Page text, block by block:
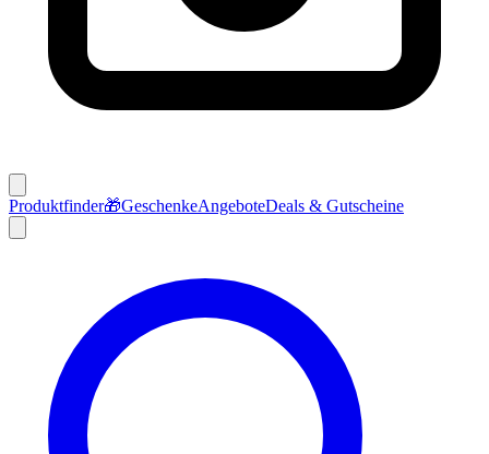
Produktfinder🎁GeschenkeAngeboteDeals & Gutscheine